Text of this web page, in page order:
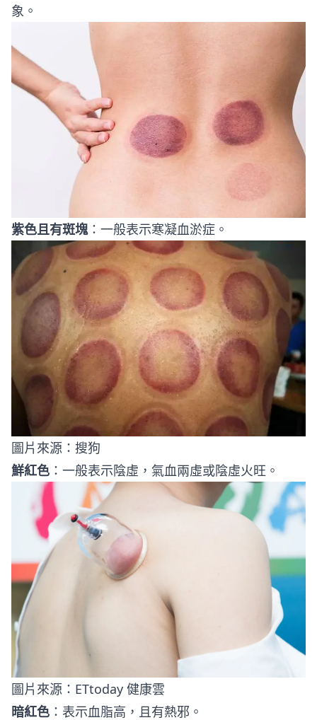
象。
紫色且有斑塊：一般表示寒凝血淤症。
圖片來源： 搜狗
鮮紅色 ：一般表示陰虛，氣血兩虛或陰虛火旺。
圖片來源： ETtoday 健康雲
暗紅色 ：表示血脂高，且有熱邪。